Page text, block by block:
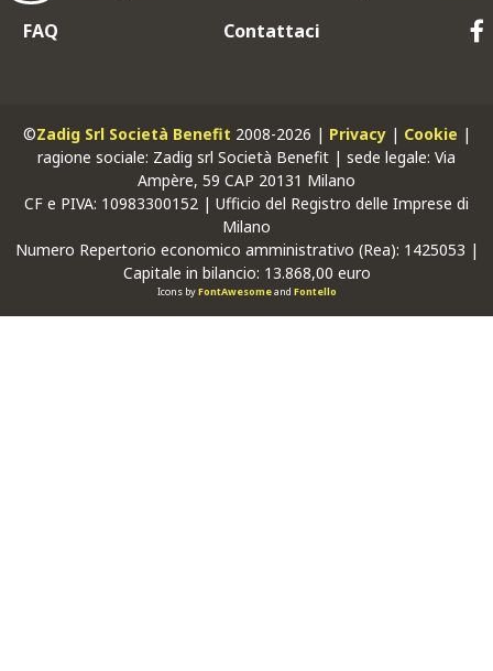
FAQ
Contattaci
©Zadig Srl Società Benefit 2008-2026 | Privacy| Cookie |
ragione sociale: Zadig srl Società Benefit | sede legale: Via
Ampère, 59 CAP 20131 Milano
CF e PIVA: 10983300152 | Ufficio del Registro delle Imprese di
Milano
Numero Repertorio economico amministrativo (Rea): 1425053 |
Capitale in bilancio: 13.868,00 euro
Icons byFontAwesomeand Fontello